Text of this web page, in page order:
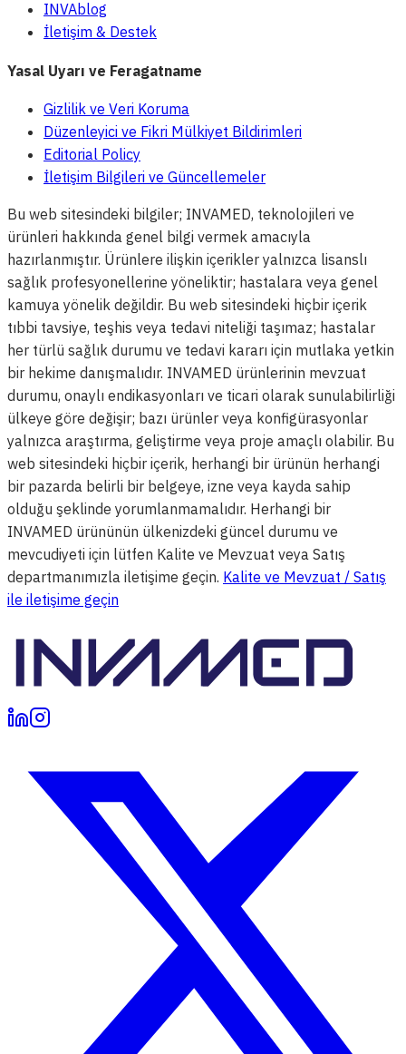
INVAblog
İletişim & Destek
Yasal Uyarı ve Feragatname
Gizlilik ve Veri Koruma
Düzenleyici ve Fikri Mülkiyet Bildirimleri
Editorial Policy
İletişim Bilgileri ve Güncellemeler
Bu web sitesindeki bilgiler; INVAMED, teknolojileri ve
ürünleri hakkında genel bilgi vermek amacıyla
hazırlanmıştır. Ürünlere ilişkin içerikler yalnızca lisanslı
sağlık profesyonellerine yöneliktir; hastalara veya genel
kamuya yönelik değildir. Bu web sitesindeki hiçbir içerik
tıbbi tavsiye, teşhis veya tedavi niteliği taşımaz; hastalar
her türlü sağlık durumu ve tedavi kararı için mutlaka yetkin
bir hekime danışmalıdır. INVAMED ürünlerinin mevzuat
durumu, onaylı endikasyonları ve ticari olarak sunulabilirliği
ülkeye göre değişir; bazı ürünler veya konfigürasyonlar
yalnızca araştırma, geliştirme veya proje amaçlı olabilir. Bu
web sitesindeki hiçbir içerik, herhangi bir ürünün herhangi
bir pazarda belirli bir belgeye, izne veya kayda sahip
olduğu şeklinde yorumlanmamalıdır. Herhangi bir
INVAMED ürününün ülkenizdeki güncel durumu ve
mevcudiyeti için lütfen Kalite ve Mevzuat veya Satış
departmanımızla iletişime geçin. Kalite ve Mevzuat / Satış
ile iletişime geçin